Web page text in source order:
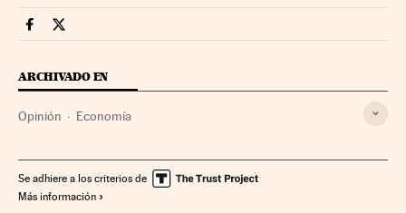
Economia Cinco Días en Facebook
Economia Cinco Días en Twitter
ARCHIVADO EN
Opinión Economía
Se adhiere a los criterios de
Más información